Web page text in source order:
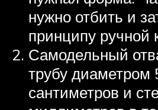
нужно отбить и
принципу ручной
Самодельный
трубу диаметром
сантиметров и